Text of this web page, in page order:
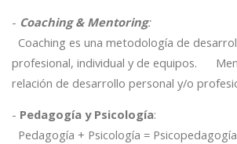
- Coaching & Mentoring:
Coaching es una metodología de
profesional, individual y de equipos.
relación de desarrollo personal y/o
- Pedagogía y Psicología:
Pedagogía + Psicología =